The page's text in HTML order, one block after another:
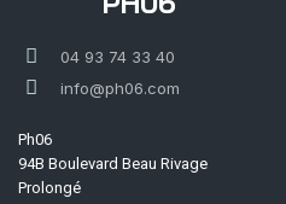
04 93 74 33 40
info@ph06.com
Ph06
94B Boulevard Beau Rivage
Prolongé